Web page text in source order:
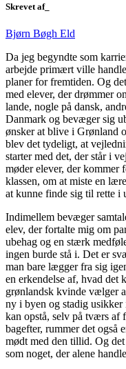
Skrevet af_
Bjørn Bøgh Eld
Da jeg begyndte som
arbejde primært ville
planer for fremtiden. Og
med elever, der drømmer
lande, nogle på dansk,
Danmark og bevæger sig
ønsker at blive i Grønland
blev det tydeligt, at
starter med det, der står i
møder elever, der kommer
klassen, om at miste en
at kunne finde sig til rette i
Indimellem bevæger
elev, der fortalte mig om
ubehag og en stærk
ingen burde stå i. Det er
man bare lægger fra sig
en erkendelse af, hvad det
grønlandsk kvinde vælger
ny i byen og stadig
kan opstå, selv på tværs af
bagefter, rummer det også
mødt med den tillid. Og
som noget, der alene